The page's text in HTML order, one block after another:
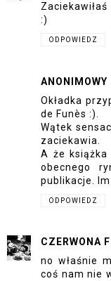
:)
ODPOWIEDZ
ANONIMOWY
Okładka
de Funès :).
Wątek
zaciekawia.
A że
obecnego
publikacje.
ODPOWIEDZ
CZERWONA
no właśnie
coś nam nie